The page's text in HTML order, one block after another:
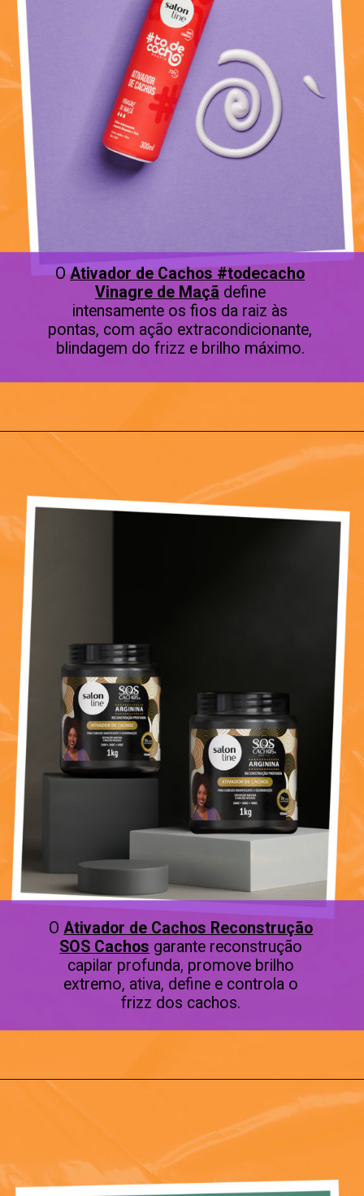
OAtivador de Cachos #todecacho
Vinagre de Maçã define
intensamente os fios da raiz às
pontas, com ação extracondicionante,
blindagem do frizz e brilho máximo.
OAtivador de Cachos Reconstrução
SOS Cachos garante reconstrução
capilar profunda, promove brilho
extremo, ativa, define e controla o
frizz dos cachos.